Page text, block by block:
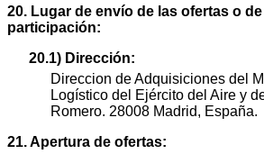
20. Lugar de envío de las ofertas o
participación:
20.1) Dirección:
Direccion de Adquisiciones del
Logístico del Ejército del Aire y
Romero. 28008 Madrid, España.
21. Apertura de ofertas: